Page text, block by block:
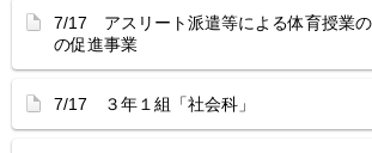
7/17 アスリート派遣等による体育授業
の促進事業
7/17 ３年１組「社会科」